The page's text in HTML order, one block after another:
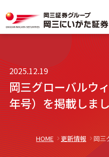
ー
ワ
ー
ド
で
探
す
らくらくネット情報
法人(オーナー)さま
キ
ー
ド
で
探
す
2025.12.19
岡三グローバルウ
年号）を掲載しま
HOME 更新情報
岡三